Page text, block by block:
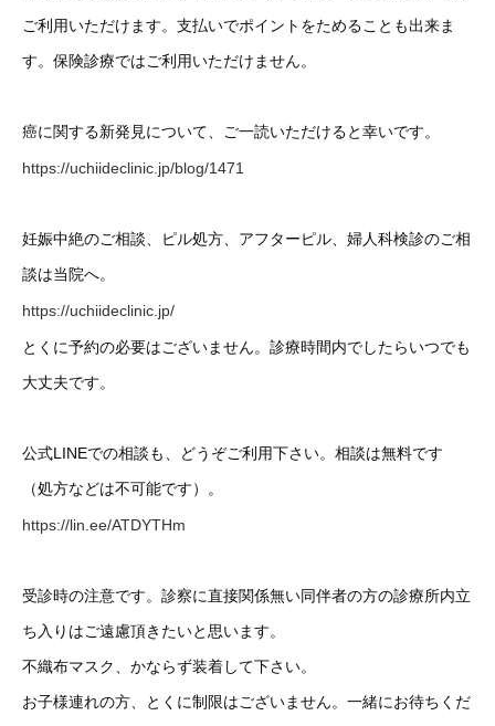
ご利用いただけます。支払いでポイントをためることも出来ま
す。保険診療ではご利用いただけません。
癌に関する新発見について、ご一読いただけると幸いです。
https://uchiideclinic.jp/blog/1471
妊娠中絶のご相談、ピル処方、アフターピル、婦人科検診のご相
談は当院へ。
https://uchiideclinic.jp/
とくに予約の必要はございません。診療時間内でしたらいつでも
大丈夫です。
公式LINEでの相談も、どうぞご利用下さい。相談は無料です
（処方などは不可能です）。
https://lin.ee/ATDYTHm
受診時の注意です。診察に直接関係無い同伴者の方の診療所内立
ち入りはご遠慮頂きたいと思います。
不織布マスク、かならず装着して下さい。
お子様連れの方、とくに制限はございません。一緒にお待ちくだ